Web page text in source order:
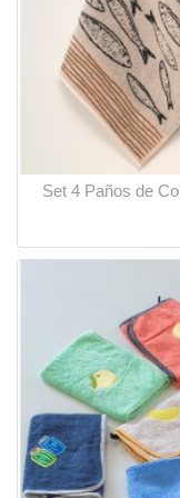
Set 4 Paños de